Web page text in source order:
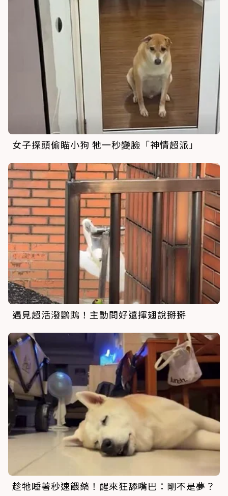
女子探頭偷瞄小狗 牠一秒變臉「神情超派」
遇見超活潑鸚鵡！主動問好還揮翅說掰掰
趁牠睡著秒速餵藥！醒來狂舔嘴巴：剛不是夢？